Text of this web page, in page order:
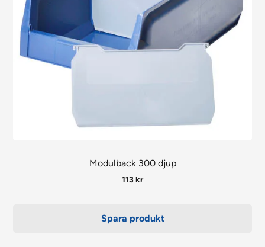
Modulback 300 djup
113kr
Spara produkt